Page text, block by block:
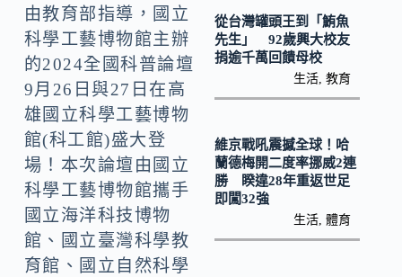
k
由教育部指導，國立
科學工藝博物館主辦
的2024全國科普論壇
9月26日與27日在高
雄國立科學工藝博物
館(科工館)盛大登
場！本次論壇由國立
科學工藝博物館攜手
國立海洋科技博物
館、國立臺灣科學教
育館、國立自然科學
從台灣罐頭王到「鮪魚
先生」 92歲興大校友
捐逾千萬回饋母校
生活 ,教育
維京戰吼震撼全球！哈
蘭德梅開二度率挪威2連
勝 睽違28年重返世足
即闖32強
生活 ,體育